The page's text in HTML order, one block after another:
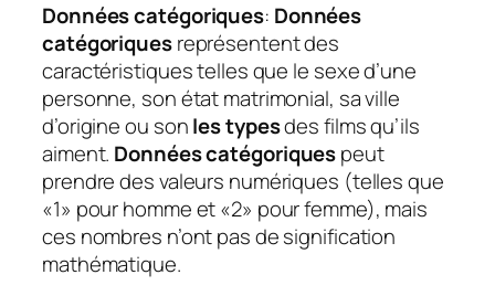
Données catégoriques: Données
catégoriquesreprésentent des
caractéristiques telles que le sexe d’une
personne, son état matrimonial, sa ville
d’origine ou sonles typesdes films qu’ils
aiment. Données catégoriquespeut
prendre des valeurs numériques (telles que
«1» pour homme et «2» pour femme), mais
ces nombres n’ont pas de signification
mathématique.